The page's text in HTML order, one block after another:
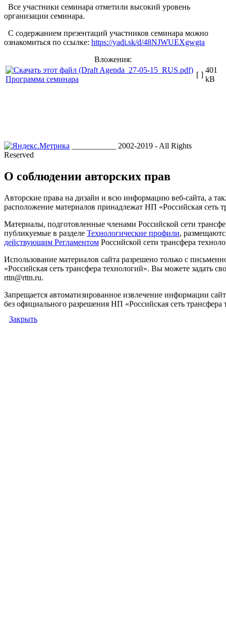
Все участники семинара отметили высокий уровень
организации семинара.
С содержанием презентаций участников семинара можно
ознакомиться по ссылке: https://yadi.sk/d/48NJWUEXgwgta
Вложения:
Программа семинара
[ ]
401
kB
___________ 2002-2019 - All Rights
Reserved
О соблюдении авторских прав
Авторские права на дизайн и всю информацию веб-сайта, а
расположение материалов принадлежат НП «Российская сеть
Материалы, подготовленные членами Российской сети
публикуемые в разделе Технологические профили,
действующим Регламентом Российской сети трансфера
Использование материалов сайта разрешено только с
«Российская сеть трансфера технологий». Вы можете задать
rttn@rttn.ru.
Запрещается автоматизированное извлечение информации
без официального разрешения НП «Российская сеть трансфера
Закрыть